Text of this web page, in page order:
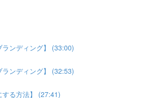
ンディング】 (33:00)
ンディング】 (32:53)
る方法】 (27:41)